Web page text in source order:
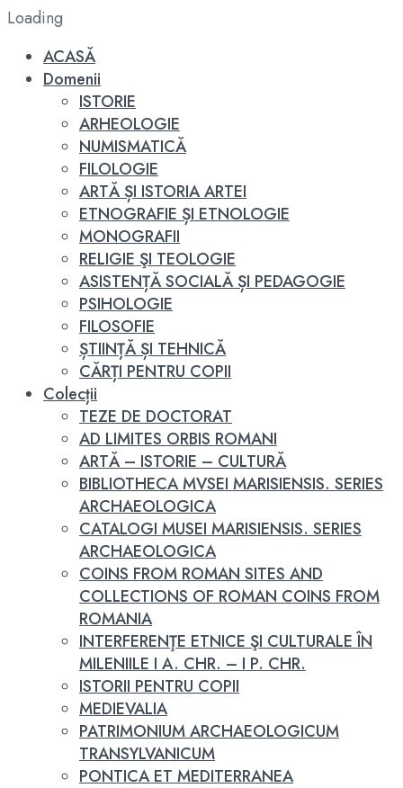
Loading
ACASĂ
Domenii
ISTORIE
ARHEOLOGIE
NUMISMATICĂ
FILOLOGIE
ARTĂ ȘI ISTORIA ARTEI
ETNOGRAFIE ȘI ETNOLOGIE
MONOGRAFII
RELIGIE ŞI TEOLOGIE
ASISTENȚĂ SOCIALĂ ȘI PEDAGOGIE
PSIHOLOGIE
FILOSOFIE
ȘTIINȚĂ ȘI TEHNICĂ
CĂRȚI PENTRU COPII
Colecții
TEZE DE DOCTORAT
AD LIMITES ORBIS ROMANI
ARTĂ – ISTORIE – CULTURĂ
BIBLIOTHECA MVSEI MARISIENSIS. SERIES
ARCHAEOLOGICA
CATALOGI MUSEI MARISIENSIS. SERIES
ARCHAEOLOGICA
COINS FROM ROMAN SITES AND
COLLECTIONS OF ROMAN COINS FROM
ROMANIA
INTERFERENŢE ETNICE ŞI CULTURALE ÎN
MILENIILE I A. CHR. – I P. CHR.
ISTORII PENTRU COPII
MEDIEVALIA
PATRIMONIUM ARCHAEOLOGICUM
TRANSYLVANICUM
PONTICA ET MEDITERRANEA